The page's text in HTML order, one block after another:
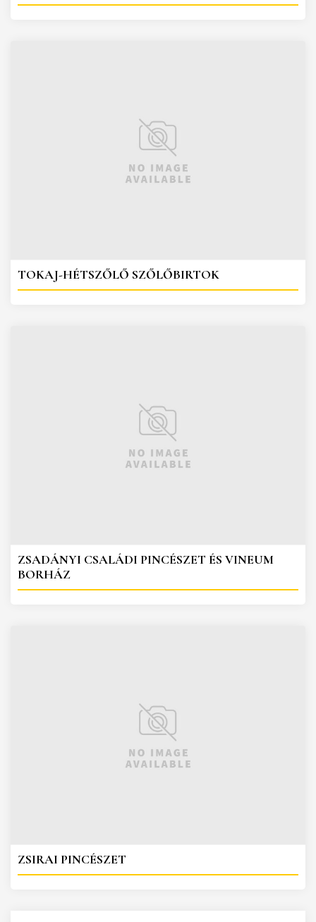
TOKAJ-HÉTSZŐLŐ SZŐLŐBIRTOK
ZSADÁNYI CSALÁDI PINCÉSZET ÉS VINEUM
BORHÁZ
ZSIRAI PINCÉSZET